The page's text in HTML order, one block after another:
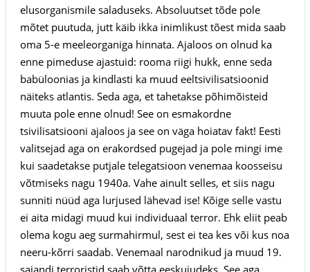
elusorganismile saladuseks. Absoluutset tõde pole
mõtet puutuda, jutt käib ikka inimlikust tõest mida saab
oma 5-e meeleorganiga hinnata. Ajaloos on olnud ka
enne pimeduse ajastuid: rooma riigi hukk, enne seda
babüloonias ja kindlasti ka muud eeltsivilisatsioonid
näiteks atlantis. Seda aga, et tahetakse põhimõisteid
muuta pole enne olnud! See on esmakordne
tsivilisatsiooni ajaloos ja see on väga hoiatav fakt! Eesti
valitsejad aga on erakordsed pugejad ja pole mingi ime
kui saadetakse putjale telegatsioon venemaa koosseisu
võtmiseks nagu 1940a. Vahe ainult selles, et siis nagu
sunniti nüüd aga lurjused lähevad ise! Kõige selle vastu
ei aita midagi muud kui individuaal terror. Ehk eliit peab
olema kogu aeg surmahirmul, sest ei tea kes või kus noa
neeru-kõrri saadab. Venemaal narodnikud ja muud 19.
sajandi terroristid saab võtta eeskujudeks. See aga